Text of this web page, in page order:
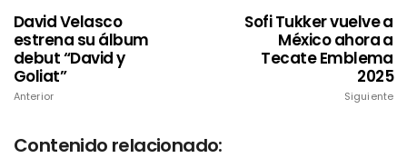
David Velasco
estrena su álbum
debut “David y
Goliat”
Anterior
Sofi Tukker vuelve a
México ahora a
Tecate Emblema
2025
Siguiente
Contenido relacionado: